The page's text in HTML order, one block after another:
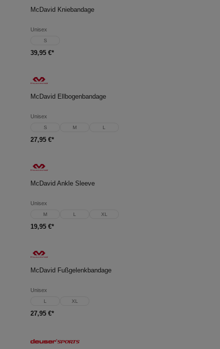
McDavid Kniebandage
Unisex
S
39,95 €*
McDavid Ellbogenbandage
Unisex
S M L
27,95 €*
McDavid Ankle Sleeve
Unisex
M L XL
19,95 €*
McDavid Fußgelenkbandage
Unisex
L XL
27,95 €*